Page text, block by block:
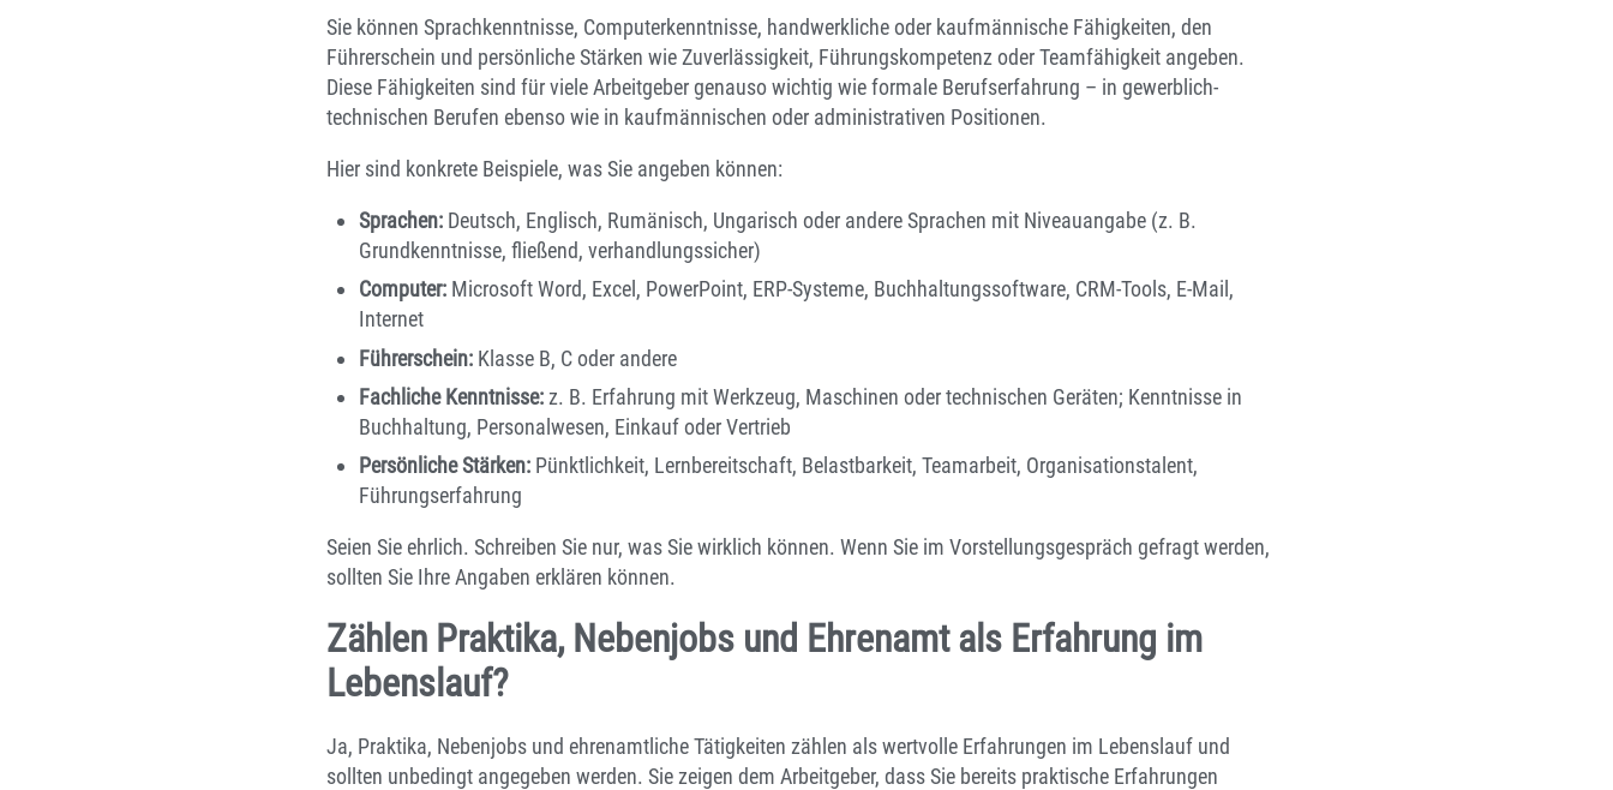
Sie können Sprachkenntnisse, Computerkenntnisse, handwerkliche oder kaufmännische Fähigkeiten, den
Führerschein und persönliche Stärken wie Zuverlässigkeit, Führungskompetenz oder Teamfähigkeit angeben.
Diese Fähigkeiten sind für viele Arbeitgeber genauso wichtig wie formale Berufserfahrung – in gewerblich-
technischen Berufen ebenso wie in kaufmännischen oder administrativen Positionen.
Hier sind konkrete Beispiele, was Sie angeben können:
Sprachen: Deutsch, Englisch, Rumänisch, Ungarisch oder andere Sprachen mit Niveauangabe (z. B.
Grundkenntnisse, fließend, verhandlungssicher)
Computer: Microsoft Word, Excel, PowerPoint, ERP-Systeme, Buchhaltungssoftware, CRM-Tools, E-Mail,
Internet
Führerschein: Klasse B, C oder andere
Fachliche Kenntnisse:z. B. Erfahrung mit Werkzeug, Maschinen oder technischen Geräten; Kenntnisse in
Buchhaltung, Personalwesen, Einkauf oder Vertrieb
Persönliche Stärken: Pünktlichkeit, Lernbereitschaft, Belastbarkeit, Teamarbeit, Organisationstalent,
Führungserfahrung
Seien Sie ehrlich. Schreiben Sie nur, was Sie wirklich können. Wenn Sie im Vorstellungsgespräch gefragt werden,
sollten Sie Ihre Angaben erklären können.
Zählen Praktika, Nebenjobs und Ehrenamt als Erfahrung im
Lebenslauf?
Ja, Praktika, Nebenjobs und ehrenamtliche Tätigkeiten zählen als wertvolle Erfahrungen im Lebenslauf und
sollten unbedingt angegeben werden. Sie zeigen dem Arbeitgeber, dass Sie bereits praktische Erfahrungen